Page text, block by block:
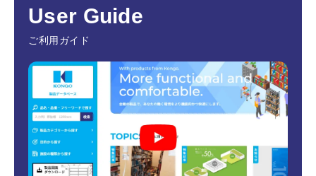
User Guide
ご利用ガイド